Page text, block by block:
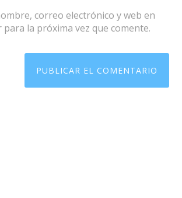
correo electrónico y web en
la próxima vez que comente.